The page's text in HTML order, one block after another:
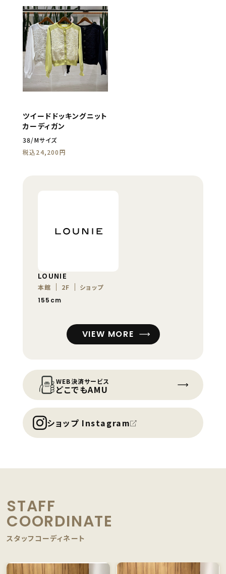
ツイードドッキングニット
カーディガン
38/Mサイズ
税込24,200円
LOUNIE
本館 2F
ショップ
155cm
VIEW MORE
WEB決済サービス
どこでもAMU
ショップ Instagram
STAFF
COORDINATE
スタッフコーディネート